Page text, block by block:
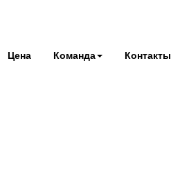
Цена Команда Контакты